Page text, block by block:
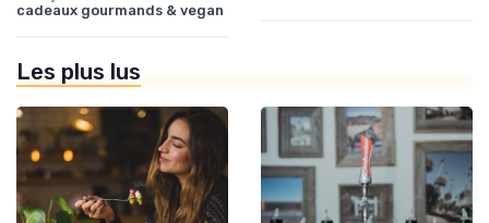
cadeaux gourmands & vegan
Les plus lus